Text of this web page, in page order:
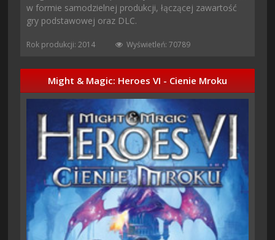
w formie samodzielnej produkcji, łączącej zawartość
gry podstawowej oraz DLC.
Rok produkcji: 2014 Wyświetleń: 70789
Might & Magic: Heroes VI - Cienie Mroku